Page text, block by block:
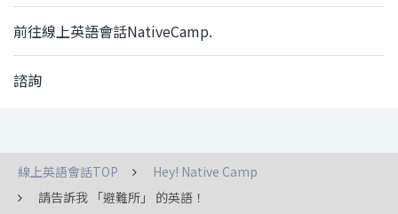
前往線上英語會話NativeCamp.
諮詢
線上英語會話TOP
Hey! Native Camp
請告訴我 「避難所」 的英語！